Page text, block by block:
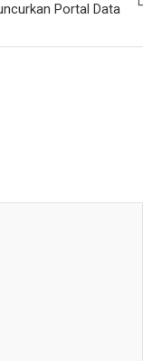
Portal Data